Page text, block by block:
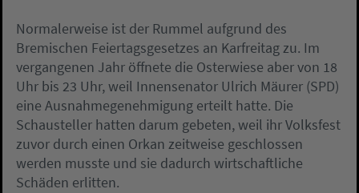
Normalerweise ist der Rummel aufgrund des
Bremischen Feiertagsgesetzes an Karfreitag zu. Im
vergangenen Jahr öffnete die Osterwiese aber von 18
Uhr bis 23 Uhr, weil Innensenator Ulrich Mäurer (SPD)
eine Ausnahmegenehmigung erteilt hatte. Die
Schausteller hatten darum gebeten, weil ihr Volksfest
zuvor durch einen Orkan zeitweise geschlossen
werden musste und sie dadurch wirtschaftliche
Schäden erlitten.